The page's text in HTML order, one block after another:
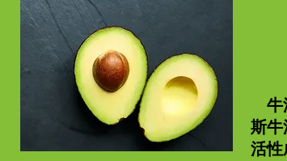
牛
斯牛
活性